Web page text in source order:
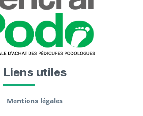
Liens utiles
Mentions légales